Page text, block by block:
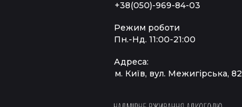
+38(050)-969-84-03
Режим роботи
Пн.-Нд. 11:00-21:00
Адреса:
м. Київ, вул. Межигірська, 82